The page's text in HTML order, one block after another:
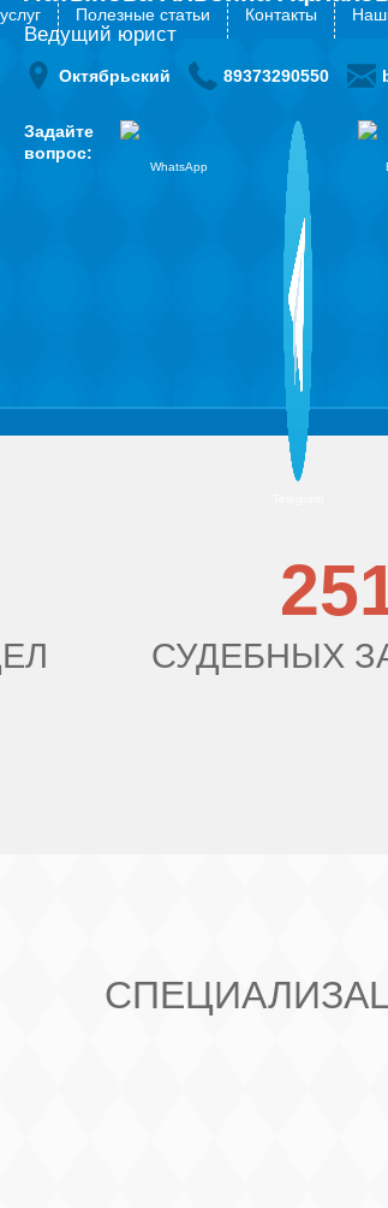
Полезные статьи Контакты
Ведущий юрист
Октябрьский 89373290550
Задайте
вопрос:
WhatsApp
СУДЕБНЫХ